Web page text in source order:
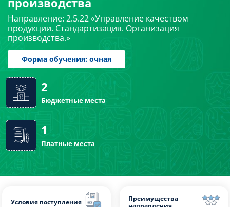
Слушателям
Партнерам
НИОКР
Направление: 2.5.22 «Управление качеством
продукции. Стандартизация. Организация
производства.»
Форма обучения: очная